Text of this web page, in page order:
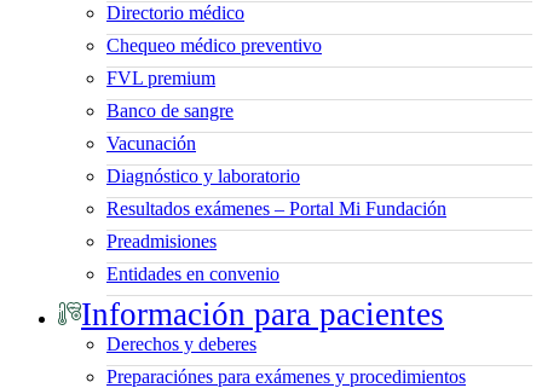
Directorio médico
Chequeo médico preventivo
FVL premium
Banco de sangre
Vacunación
Diagnóstico y laboratorio
Resultados exámenes – Portal Mi Fundación
Preadmisiones
Entidades en convenio
Información para pacientes
Derechos y deberes
Preparaciónes para exámenes y procedimientos